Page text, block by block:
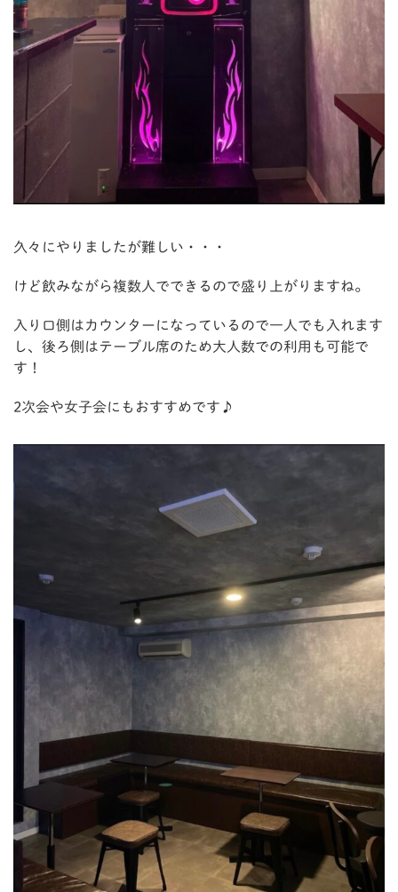
久々にやりましたが難しい・・・
けど飲みながら複数人でできるので盛り上がりますね。
入り口側はカウンターになっているので一人でも入れます
し、後ろ側はテーブル席のため大人数での利用も可能で
す！
2次会や女子会にもおすすめです♪